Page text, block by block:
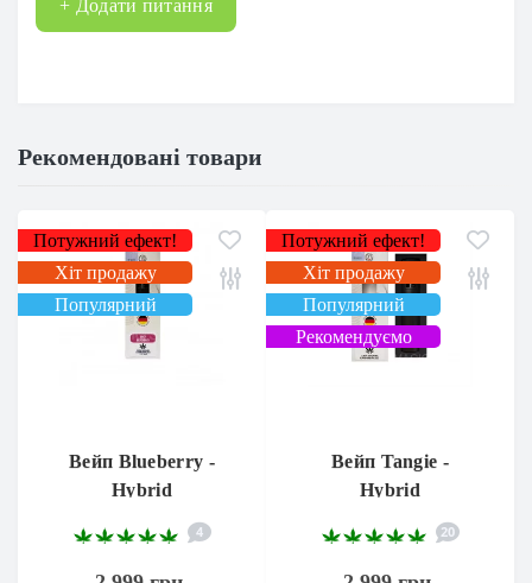
+ Додати питання
Рекомендовані товари
Потужний ефект!
Хіт продажу
Популярний
Вейп Blueberry -
Hybrid
4
Потужний ефект!
Хіт продажу
Популярний
Рекомендуємо
Вейп Tangie -
Hybrid
20